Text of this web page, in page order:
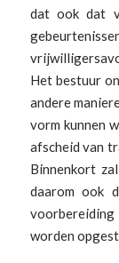
dat ook dat
Het bestuur
andere
vorm kunnen
afscheid van
Binnenkort
daarom ook
worden